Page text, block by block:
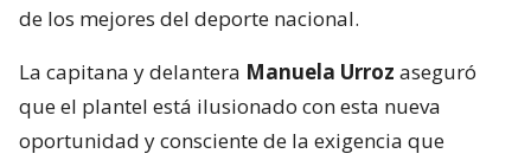
de los mejores del deporte nacional.
La capitana y delantera Manuela Urroz aseguró
que el plantel está ilusionado con esta nueva
oportunidad y consciente de la exigencia que